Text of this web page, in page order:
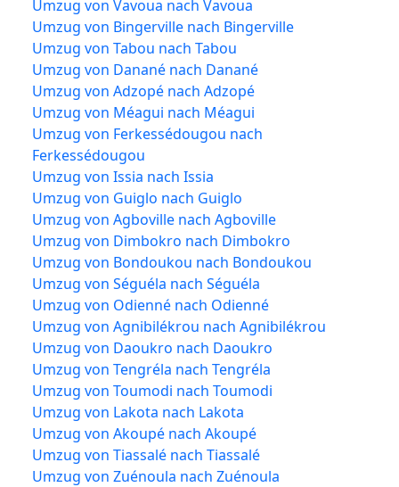
Umzug von Vavoua nach Vavoua
Umzug von Bingerville nach Bingerville
Umzug von Tabou nach Tabou
Umzug von Danané nach Danané
Umzug von Adzopé nach Adzopé
Umzug von Méagui nach Méagui
Umzug von Ferkessédougou nach
Ferkessédougou
Umzug von Issia nach Issia
Umzug von Guiglo nach Guiglo
Umzug von Agboville nach Agboville
Umzug von Dimbokro nach Dimbokro
Umzug von Bondoukou nach Bondoukou
Umzug von Séguéla nach Séguéla
Umzug von Odienné nach Odienné
Umzug von Agnibilékrou nach Agnibilékrou
Umzug von Daoukro nach Daoukro
Umzug von Tengréla nach Tengréla
Umzug von Toumodi nach Toumodi
Umzug von Lakota nach Lakota
Umzug von Akoupé nach Akoupé
Umzug von Tiassalé nach Tiassalé
Umzug von Zuénoula nach Zuénoula